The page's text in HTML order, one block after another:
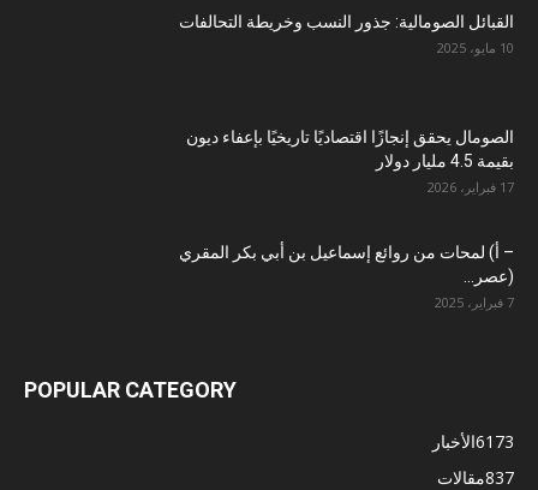
القبائل الصومالية: جذور النسب وخريطة التحالفات
10 مايو، 2025
الصومال يحقق إنجازًا اقتصاديًا تاريخيًا بإعفاء ديون
بقيمة 4.5 مليار دولار
17 فبراير، 2026
– أ) لمحات من روائع إسماعيل بن أبي بكر المقري
(عصر...
7 فبراير، 2025
POPULAR CATEGORY
الأخبار6173
مقالات837